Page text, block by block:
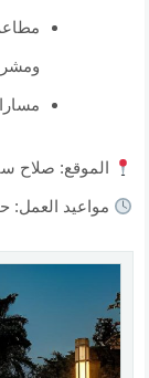
الموقع: صلاح
مواعيد العمل: حتى 10